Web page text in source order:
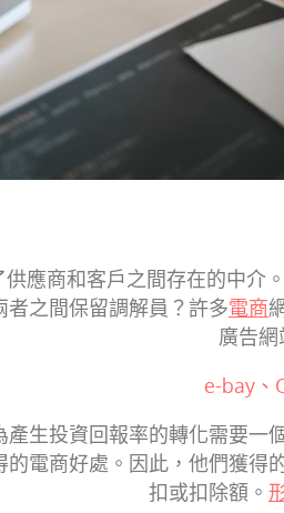
供應商和客戶之間存在的中
之間保留調解員？許多電商
廣告網
e-bay、
產生投資回報率的轉化需要一
的電商好處。因此，他們獲得
扣或扣除額。